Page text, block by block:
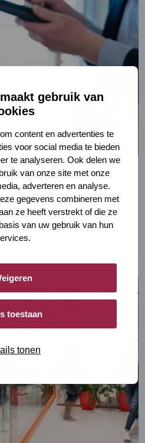
gebruik van
content en advertenties te
voor social media te bieden
te analyseren. Ook delen we
van onze site met onze
adverteren en analyse.
gegevens combineren met
ze heeft verstrekt of die ze
van uw gebruik van hun
toestaan
tonen
aanpassingen in wet- en
voor juridisch correcte
zij paritaire commissies
afspraken.